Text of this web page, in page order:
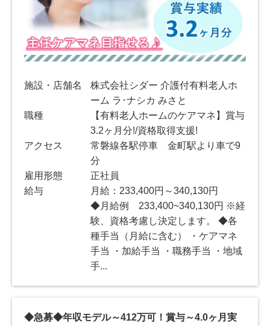
施設・店舗名
株式会社シダー 介護付有料老人ホ
ーム ラ･ナシカ みさと
職種
【有料老人ホームのケアマネ】賞与
3.2ヶ月分!/資格取得支援!
アクセス
常磐線各駅停車 金町駅より車で9
分
雇用形態
正社員
給与
月給：233,400円～340,130円
◆月給例 233,400~340,130円 ※経
験、資格考慮し決定します。 ◆各
種手当（月給に含む） ・ケアマネ
手当 ・加給手当 ・職務手当 ・地域
手...
◆急募◆年収モデル～412万可！賞与～4.0ヶ月実